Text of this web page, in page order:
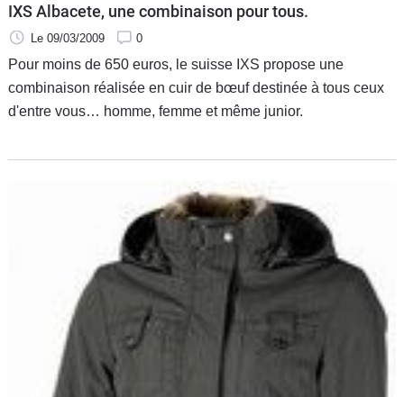
IXS Albacete, une combinaison pour tous.
Le 09/03/2009 0
Pour moins de 650 euros, le suisse IXS propose une
combinaison réalisée en cuir de bœuf destinée à tous ceux
d'entre vous… homme, femme et même junior.